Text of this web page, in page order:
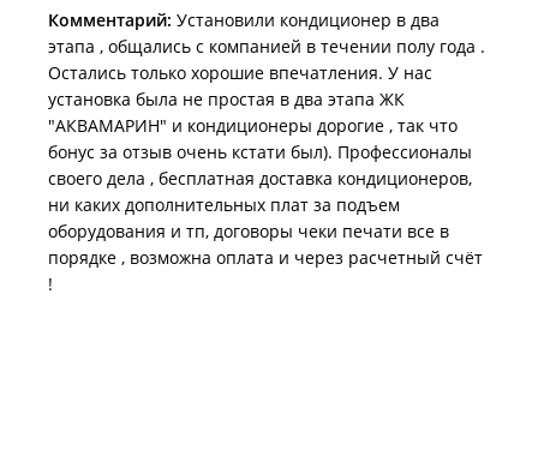
Комментарий: Установили кондиционер в два
этапа , общались с компанией в течении полу года .
Остались только хорошие впечатления. У нас
установка была не простая в два этапа ЖК
"АКВАМАРИН" и кондиционеры дорогие , так что
бонус за отзыв очень кстати был). Профессионалы
своего дела , бесплатная доставка кондиционеров,
ни каких дополнительных плат за подъем
оборудования и тп, договоры чеки печати все в
порядке , возможна оплата и через расчетный счёт
!